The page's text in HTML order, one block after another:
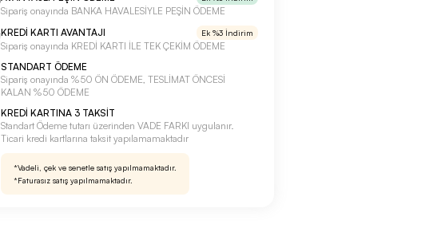
Sipariş onayında BANKA HAVALESİYLE PEŞİN ÖDEME
KREDİ KARTI AVANTAJI
Ek %3 İndirim
Sipariş onayında KREDİ KARTI İLE TEK ÇEKİM ÖDEME
STANDART ÖDEME
Sipariş onayında %50 ÖN ÖDEME, TESLİMAT ÖNCESİ
KALAN %50 ÖDEME
KREDİ KARTINA 3 TAKSİT
Standart Ödeme tutarı üzerinden VADE FARKI uygulanır.
Ticari kredi kartlarına taksit yapılamamaktadır
*Vadeli, çek ve senetle satış yapılmamaktadır.
*Faturasız satış yapılmamaktadır.